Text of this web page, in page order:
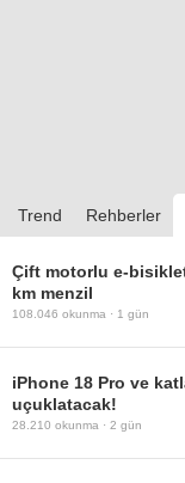
Trend Rehberler
Çift motorlu e-bisiklet
km menzil
108.046 okunma · 1 gün
iPhone 18 Pro ve
uçuklatacak!
28.210 okunma · 2 gün